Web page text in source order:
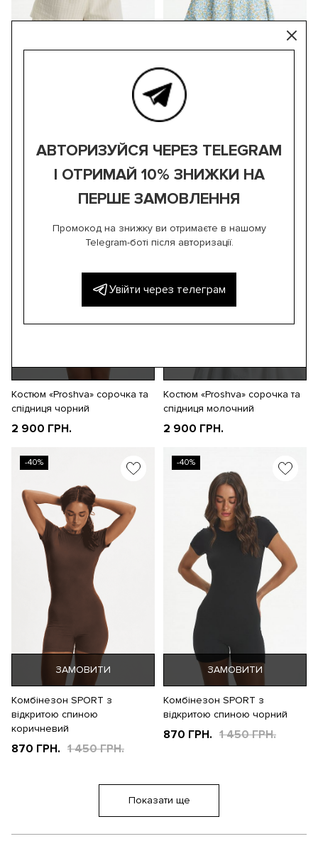
Костюм «Tensel» сорочка та
2 560 ГРН.
Костюм «Proshva» сорочка та
спідниця молочний в
блакитну квітку
2 900 ГРН.
Костюм «Proshva» сорочка та
спідниця чорний
2 900 ГРН.
Костюм «Proshva» сорочка та
спідниця молочний
2 900 ГРН.
-40%
ЗАМОВИТИ
Комбінезон SPORT з
відкритою спиною
коричневий
870 ГРН. 1 450 ГРН.
-40%
ЗАМОВИТИ
Комбінезон SPORT з
відкритою спиною чорний
870 ГРН. 1 450 ГРН.
Показати ще
АВТОРИЗУЙСЯ ЧЕРЕЗ TELEGRAM
І ОТРИМАЙ 10% ЗНИЖКИ НА
ПЕРШЕ ЗАМОВЛЕННЯ
Промокод на знижку ви отримаєте в нашому
Telegram-боті після авторизації.
Увійти через телеграм